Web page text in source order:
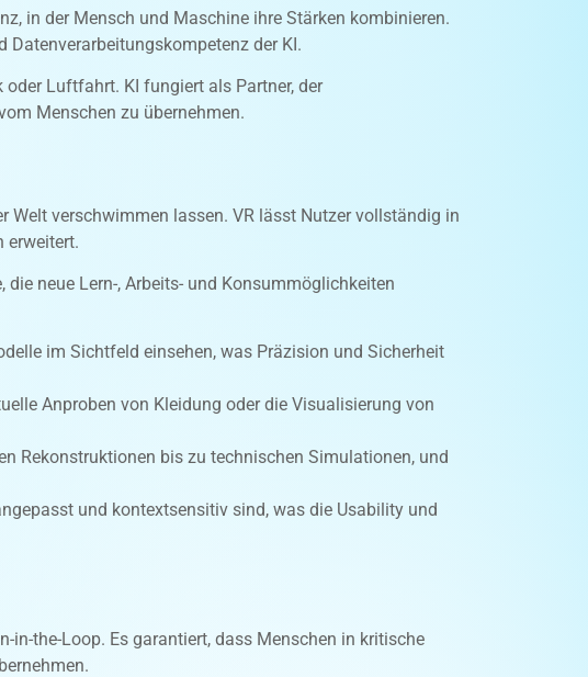
in der Mensch und Maschine ihre Stärken kombinieren.
der KI.
Luftfahrt. KI fungiert als Partner, der
Menschen zu übernehmen.
Welt verschwimmen lassen. VR lässt Nutzer vollständig in
erweitert.
neue Lern-, Arbeits- und Konsummöglichkeiten
im Sichtfeld einsehen, was Präzision und Sicherheit
Anproben von Kleidung oder die Visualisierung von
Rekonstruktionen bis zu technischen Simulationen, und
und kontextsensitiv sind, was die Usability und
the-Loop. Es garantiert, dass Menschen in kritische